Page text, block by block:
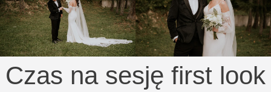
Czas na sesję first look